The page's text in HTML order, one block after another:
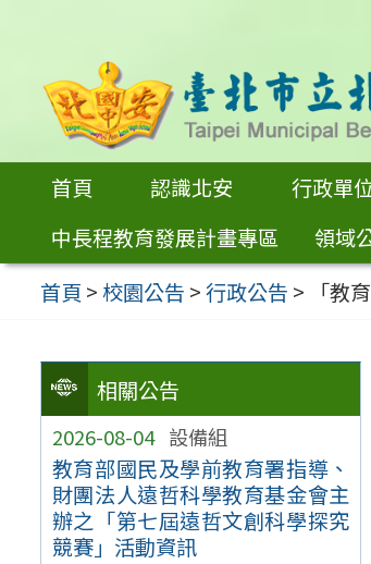
內
首頁 認識北安 行政單
中長程教育發展計畫專區
領域
首頁 >校園公告 >行政公告 > 「教
相關公告
2026-08-04 設備組
教育部國民及學前教育署指導、
財團法人遠哲科學教育基金會主
辦之「第七屆遠哲文創科學探究
競賽」活動資訊